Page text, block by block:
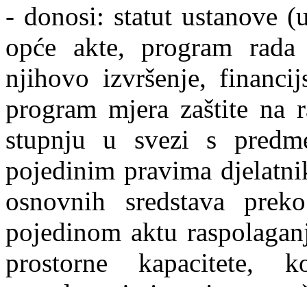
- donosi: statut ustanove
opće akte, program
njihovo izvršenje,
program mjera zaštite na
stupnju u svezi s
pojedinim pravima
osnovnih sredstava
pojedinom aktu
prostorne kapacitete,